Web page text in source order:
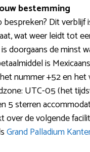
bestemming
Dit verblijf
wat weer leidt tot
doorgaans de minst
is
nummer +52 en het
UTC-05 (het
5 sterren
de volgende
Grand Palladium